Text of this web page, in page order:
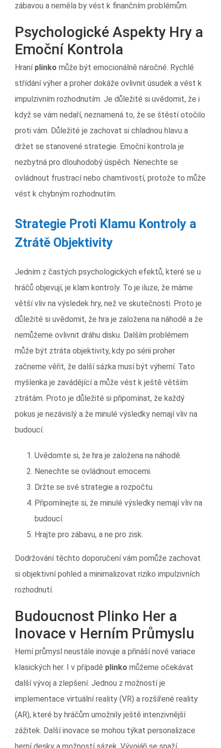
zábavou a neměla by vést k finančním problémům.
Psychologické Aspekty Hry a
Emoční Kontrola
Hraní plinko může být emocionálně náročné. Rychlé
střídání výher a proher dokáže ovlivnit úsudek a vést k
impulzivním rozhodnutím. Je důležité si uvědomit, že i
když se vám nedaří, neznamená to, že se štěstí otočilo
proti vám. Důležité je zachovat si chladnou hlavu a
držet se stanovené strategie. Emoční kontrola je
nezbytná pro dlouhodobý úspěch. Nenechte se
ovládnout frustrací nebo chamtivostí, protože to může
vést k chybným rozhodnutím.
Strategie Proti Klamu Kontroly a
Ztrátě Objektivity
Jedním z častých psychologických efektů, které se u
hráčů objevují, je klam kontroly. To je iluze, že máme
větší vliv na výsledek hry, než ve skutečnosti. Proto je
důležité si uvědomit, že hra je založena na náhodě a že
nemůžeme ovlivnit dráhu disku. Dalším problémem
může být ztráta objektivity, kdy po sérii proher
začneme věřit, že další sázka musí být výherní. Tato
myšlenka je zavádějící a může vést k ještě větším
ztrátám. Proto je důležité si připomínat, že každý
pokus je nezávislý a že minulé výsledky nemají vliv na
budoucí.
Uvědomte si, že hra je založena na náhodě.
Nenechte se ovládnout emocemi.
Držte se své strategie a rozpočtu.
Připomínejte si, že minulé výsledky nemají vliv na
budoucí.
Hrajte pro zábavu, a ne pro zisk.
Dodržování těchto doporučení vám pomůže zachovat
si objektivní pohled a minimalizovat riziko impulzivních
rozhodnutí.
Budoucnost Plinko Her a
Inovace v Herním Průmyslu
Herní průmysl neustále inovuje a přináší nové variace
klasických her. I v případě plinko můžeme očekávat
další vývoj a zlepšení. Jednou z možností je
implementace virtuální reality (VR) a rozšířené reality
(AR), které by hráčům umožnily ještě intenzivnější
zážitek. Další inovace se mohou týkat personalizace